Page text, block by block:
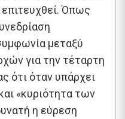
επιτευχθεί. Όπως
μεταξύ
για την τέταρτη
ότι όταν υπάρχει
«κυριότητα των
η εύρεση